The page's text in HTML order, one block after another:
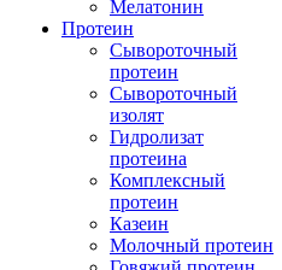
Мелатонин
Протеин
Сывороточный
протеин
Сывороточный
изолят
Гидролизат
протеина
Комплексный
протеин
Казеин
Молочный протеин